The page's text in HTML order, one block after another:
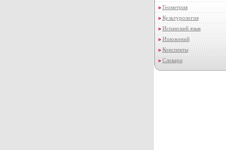
Геометрия
Культурология
Испанский язык
Изложений
Конспекты
Словари